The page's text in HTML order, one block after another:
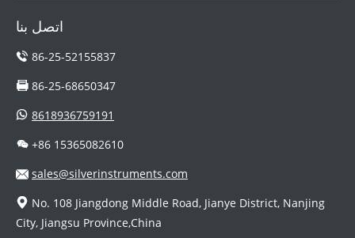
اتصل بنا
86-25-52155837
86-25-68650347
8618936759191
+86 15365082610
sales@silverinstruments.com
No. 108 Jiangdong Middle Road, Jianye District, Nanjing
City, Jiangsu Province,China